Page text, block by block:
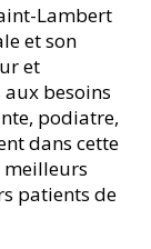
Lambert
et son
et
besoins
podiatre,
dans cette
meilleurs
patients de